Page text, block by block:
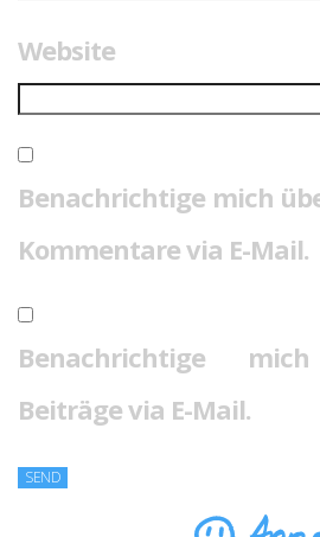
Website
Benachrichtige mich
Kommentare via E-Mail.
Benachrichtige
Beiträge via E-Mail.